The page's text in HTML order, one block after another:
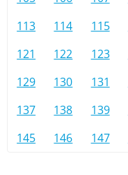
113
114 115
121
122 123
129
130 131
137
138 139
145
146 147